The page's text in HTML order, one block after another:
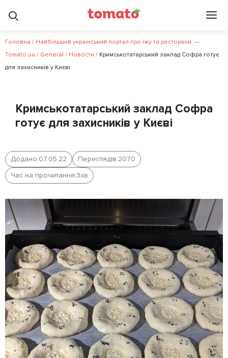
Головна / Найбільший український портал про їжу та ресторани. —
Tomato.ua / General / Новости / Кримськотатарський заклад Софра готує
для захисників у Києві
Кримськотатарський заклад Софра
готує для захисників у Києві
Додано:07.05.22 Переглядів:2070
Час на прочитання:3хв